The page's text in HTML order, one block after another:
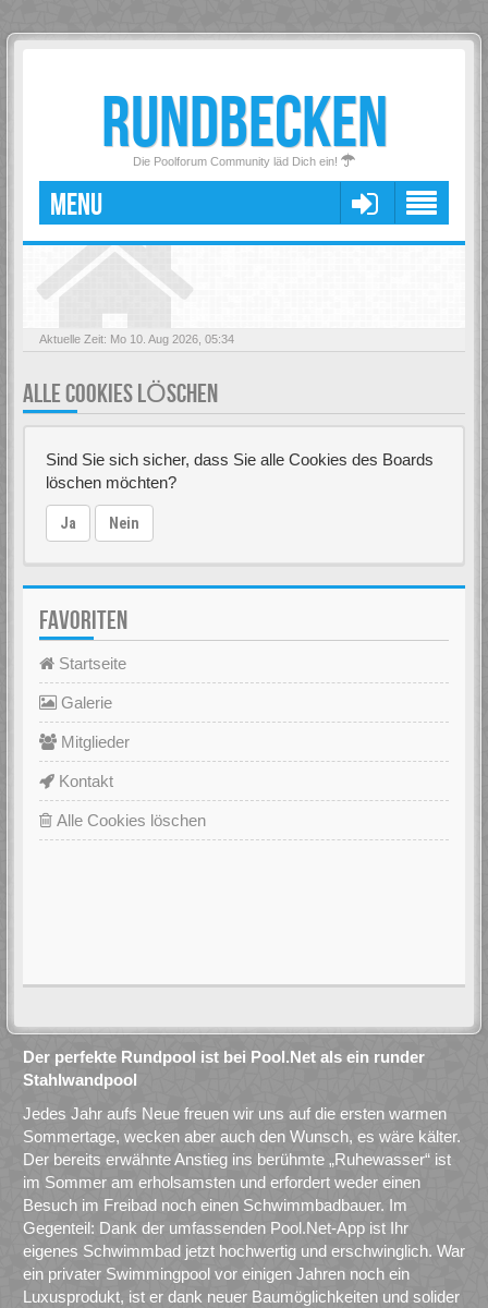
RUNDBECKEN
Die Poolforum Community läd Dich ein!
MENU
Aktuelle Zeit: Mo 10. Aug 2026, 05:34
ALLE COOKIES LÖSCHEN
Sind Sie sich sicher, dass Sie alle Cookies des Boards
löschen möchten?
Ja Nein
FAVORITEN
Startseite
Galerie
Mitglieder
Kontakt
Alle Cookies löschen
Der perfekte Rundpool ist bei Pool.Net als ein runder
Stahlwandpool
Jedes Jahr aufs Neue freuen wir uns auf die ersten warmen
Sommertage, wecken aber auch den Wunsch, es wäre kälter.
Der bereits erwähnte Anstieg ins berühmte „Ruhewasser“ ist
im Sommer am erholsamsten und erfordert weder einen
Besuch im Freibad noch einen Schwimmbadbauer. Im
Gegenteil: Dank der umfassenden Pool.Net-App ist Ihr
eigenes Schwimmbad jetzt hochwertig und erschwinglich. War
ein privater Swimmingpool vor einigen Jahren noch ein
Luxusprodukt, ist er dank neuer Baumöglichkeiten und solider